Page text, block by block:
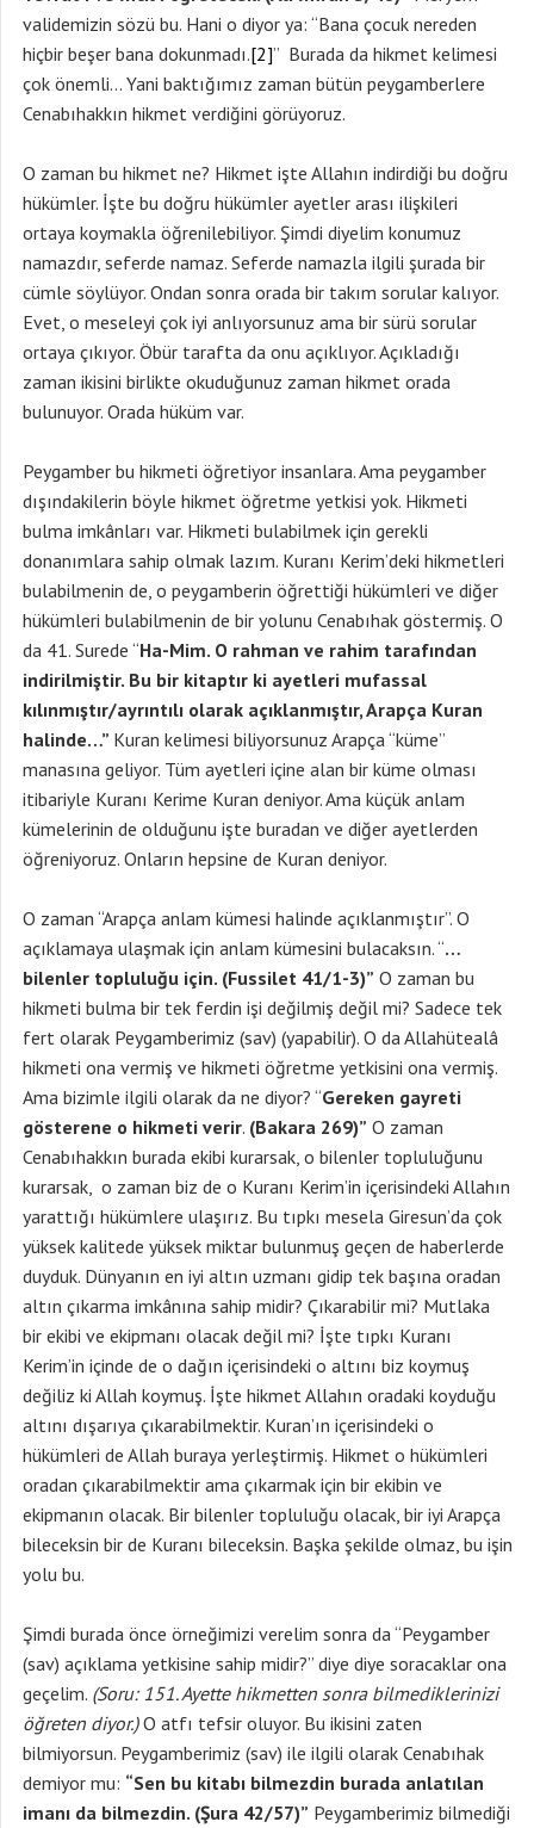
validemizin sözü bu. Hani o diyor ya: “Bana çocuk nereden
hiçbir beşer bana dokunmadı.[2]” Burada da hikmet kelimesi
çok önemli… Yani baktığımız zaman bütün peygamberlere
Cenabıhakkın hikmet verdiğini görüyoruz.
O zaman bu hikmet ne? Hikmet işte Allahın indirdiği bu doğru
hükümler. İşte bu doğru hükümler ayetler arası ilişkileri
ortaya koymakla öğrenilebiliyor. Şimdi diyelim konumuz
namazdır, seferde namaz. Seferde namazla ilgili şurada bir
cümle söylüyor. Ondan sonra orada bir takım sorular kalıyor.
Evet, o meseleyi çok iyi anlıyorsunuz ama bir sürü sorular
ortaya çıkıyor. Öbür tarafta da onu açıklıyor. Açıkladığı
zaman ikisini birlikte okuduğunuz zaman hikmet orada
bulunuyor. Orada hüküm var.
Peygamber bu hikmeti öğretiyor insanlara. Ama peygamber
dışındakilerin böyle hikmet öğretme yetkisi yok. Hikmeti
bulma imkânları var. Hikmeti bulabilmek için gerekli
donanımlara sahip olmak lazım. Kuranı Kerim’deki hikmetleri
bulabilmenin de, o peygamberin öğrettiği hükümleri ve diğer
hükümleri bulabilmenin de bir yolunu Cenabıhak göstermiş. O
da 41. Surede “Ha-Mim. O rahman ve rahim tarafından
indirilmiştir. Bu bir kitaptır ki ayetleri mufassal
kılınmıştır/ayrıntılı olarak açıklanmıştır, Arapça Kuran
halinde…” Kuran kelimesi biliyorsunuz Arapça “küme”
manasına geliyor. Tüm ayetleri içine alan bir küme olması
itibariyle Kuranı Kerime Kuran deniyor. Ama küçük anlam
kümelerinin de olduğunu işte buradan ve diğer ayetlerden
öğreniyoruz. Onların hepsine de Kuran deniyor.
O zaman “Arapça anlam kümesi halinde açıklanmıştır”. O
açıklamaya ulaşmak için anlam kümesini bulacaksın. “…
bilenler topluluğu için. (Fussilet 41/1-3)” O zaman bu
hikmeti bulma bir tek ferdin işi değilmiş değil mi? Sadece tek
fert olarak Peygamberimiz (sav) (yapabilir). O da Allahütealâ
hikmeti ona vermiş ve hikmeti öğretme yetkisini ona vermiş.
Ama bizimle ilgili olarak da ne diyor? “Gereken gayreti
gösterene o hikmeti verir. (Bakara 269)” O zaman
Cenabıhakkın burada ekibi kurarsak, o bilenler topluluğunu
kurarsak, o zaman biz de o Kuranı Kerim’in içerisindeki Allahın
yarattığı hükümlere ulaşırız. Bu tıpkı mesela Giresun’da çok
yüksek kalitede yüksek miktar bulunmuş geçen de haberlerde
duyduk. Dünyanın en iyi altın uzmanı gidip tek başına oradan
altın çıkarma imkânına sahip midir? Çıkarabilir mi? Mutlaka
bir ekibi ve ekipmanı olacak değil mi? İşte tıpkı Kuranı
Kerim’in içinde de o dağın içerisindeki o altını biz koymuş
değiliz ki Allah koymuş. İşte hikmet Allahın oradaki koyduğu
altını dışarıya çıkarabilmektir. Kuran’ın içerisindeki o
hükümleri de Allah buraya yerleştirmiş. Hikmet o hükümleri
oradan çıkarabilmektir ama çıkarmak için bir ekibin ve
ekipmanın olacak. Bir bilenler topluluğu olacak, bir iyi Arapça
bileceksin bir de Kuranı bileceksin. Başka şekilde olmaz, bu işin
yolu bu.
Şimdi burada önce örneğimizi verelim sonra da “Peygamber
(sav) açıklama yetkisine sahip midir?” diye diye soracaklar ona
geçelim. (Soru: 151. Ayette hikmetten sonra bilmediklerinizi
öğreten diyor.)O atfı tefsir oluyor. Bu ikisini zaten
bilmiyorsun. Peygamberimiz (sav) ile ilgili olarak Cenabıhak
demiyor mu: “Sen bu kitabı bilmezdin burada anlatılan
imanı da bilmezdin. (Şura 42/57)” Peygamberimiz bilmediği